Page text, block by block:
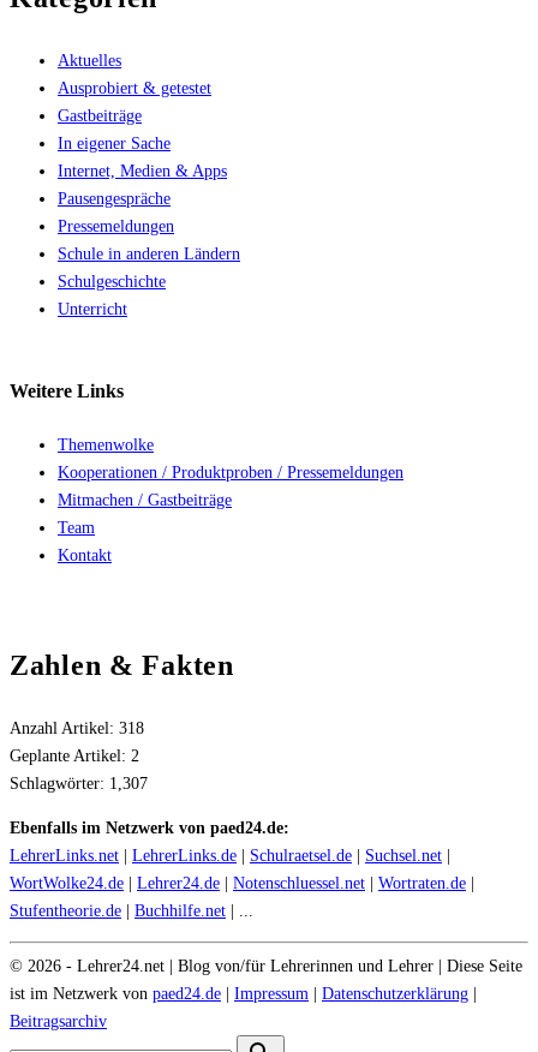
Aktuelles
Ausprobiert & getestet
Gastbeiträge
In eigener Sache
Internet, Medien & Apps
Pausengespräche
Pressemeldungen
Schule in anderen Ländern
Schulgeschichte
Unterricht
Weitere Links
Themenwolke
Kooperationen / Produktproben / Pressemeldungen
Mitmachen / Gastbeiträge
Team
Kontakt
Zahlen & Fakten
Anzahl Artikel: 318
Geplante Artikel: 2
Schlagwörter: 1,307
Ebenfalls im Netzwerk von paed24.de:
LehrerLinks.net
LehrerLinks.de Schulraetsel.de Suchsel.net
WortWolke24.de
Lehrer24.de Notenschluessel.net Wortraten.de
Stufentheorie.de
Buchhilfe.net | ...
© 2026 - Lehrer24.net | Blog von/für Lehrerinnen und Lehrer | Diese Seite
ist im Netzwerk von paed24.de Impressum Datenschutzerklärung
Beitragsarchiv